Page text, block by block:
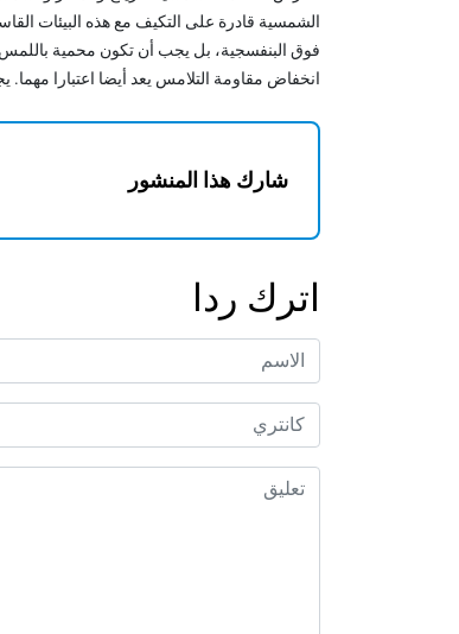
الشمسية قادرة على التكيف مع هذه البيئات
فوق البنفسجية، بل يجب أن تكون محمية
انخفاض مقاومة التلامس يعد أيضا اعتبارا مهما.
شارك هذا المنشور
اترك ردا